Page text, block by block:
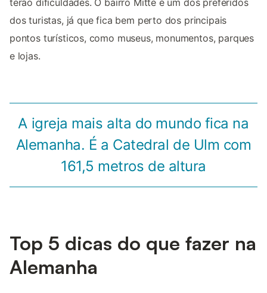
dos turistas, já que fica bem perto dos principais
pontos turísticos, como museus, monumentos, parques
e lojas.
A igreja mais alta do mundo fica na
Alemanha. É a Catedral de Ulm com
161,5 metros de altura
Top 5 dicas do que fazer na
Alemanha